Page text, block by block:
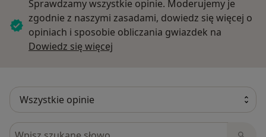
Sprawdzamy wszystkie opinie. Moderujemy je
zgodnie z naszymi zasadami, dowiedz się więcej o
opiniach i sposobie obliczania gwiazdek na
Dowiedz się więcej
Szukaj w opiniach